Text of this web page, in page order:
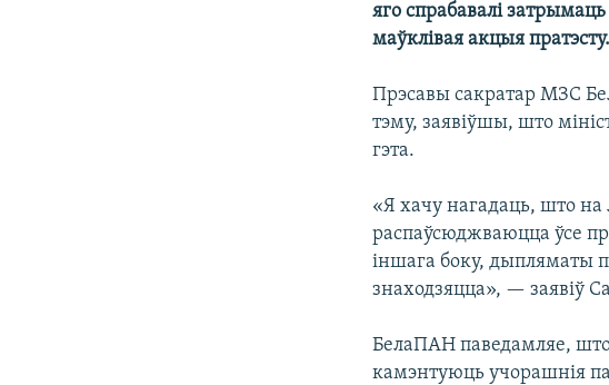
яго спрабавалі
маўклівая акцыя пратэсту.
Прэсавы сакратар МЗС
тэму, заявіўшы, што
гэта.
«Я хачу нагадаць, што на
распаўсюджваюцца ўсе
іншага боку, дыпляматы
знаходзяцца», — заявіў
БелаПАН паведамляе,
камэнтуюць учорашнія